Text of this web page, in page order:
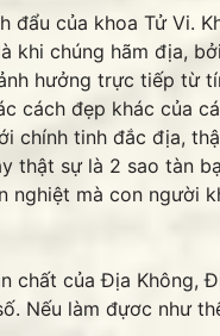
đẩu của khoa Tử Vi.
khi chúng hãm địa,
hưởng trực tiếp từ
cách đẹp khác của
chính tinh đắc địa,
thật sự là 2 sao tàn
nghiệt mà con người
chất của Địa Không,
Nếu làm đựơc như
Thân ái